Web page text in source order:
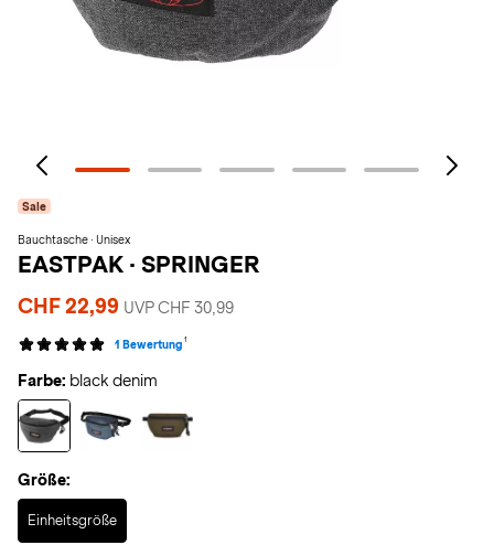
Sale
Bauchtasche · Unisex
EASTPAK · SPRINGER
CHF 22,99 UVP CHF 30,99
1 Bewertung 1
Farbe: black denim
Größe:
Einheitsgröße
Selected